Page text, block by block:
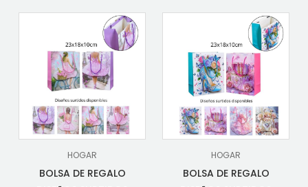
HOGAR
BOLSA DE REGALO
HOGAR
BOLSA DE REGALO